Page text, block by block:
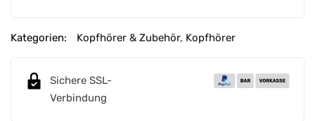
e
Kategorien: Kopfhörer & Zubehör, Kopfhörer
Sichere SSL-
Verbindung